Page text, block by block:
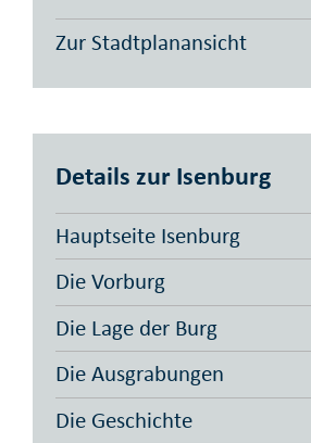
Zur Stadtplanansicht
Details zur Isenburg
Hauptseite Isenburg
Die Vorburg
Die Lage der Burg
Die Ausgrabungen
Die Geschichte